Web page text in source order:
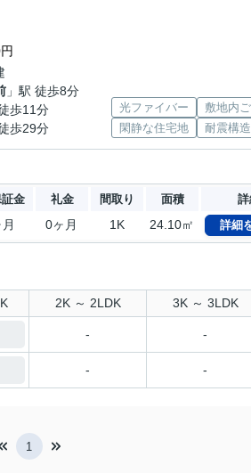
」駅 徒歩8分
歩11分
歩29分
光ファイバー
敷地内
閑静な住宅地
耐震構造
金 礼金 間取り 面積 詳
0ヶ月 1K 24.10㎡ 詳細
2K ～ 2LDK 3K ～ 3LDK
- -
- -
1